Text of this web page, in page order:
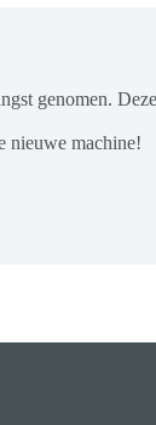
genomen.
nieuwe machine!